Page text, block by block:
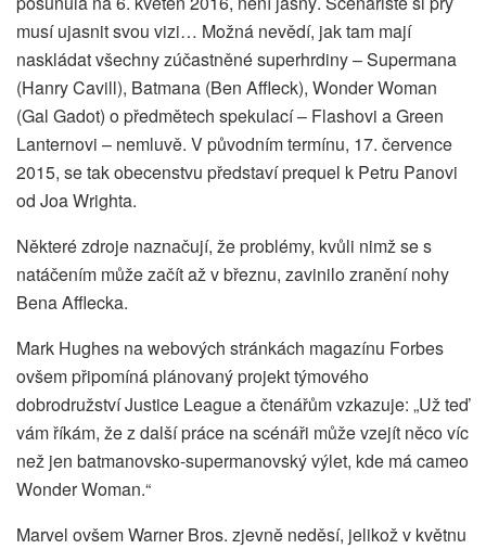
musí ujasnit svou vizi… Možná nevědí, jak tam mají
naskládat všechny zúčastněné superhrdiny – Supermana
(Hanry Cavill), Batmana (Ben Affleck), Wonder Woman
(Gal Gadot) o předmětech spekulací – Flashovi a Green
Lanternovi – nemluvě. V původním termínu, 17. července
2015, se tak obecenstvu představí prequel k Petru Panovi
od Joa Wrighta.
Některé zdroje naznačují, že problémy, kvůli nimž se s
natáčením může začít až v březnu, zavinilo zranění nohy
Bena Afflecka.
Mark Hughes na webových stránkách magazínu Forbes
ovšem připomíná plánovaný projekt týmového
dobrodružství Justice League a čtenářům vzkazuje: „Už teď
vám říkám, že z další práce na scénáři může vzejít něco víc
než jen batmanovsko-supermanovský výlet, kde má cameo
Wonder Woman.“
Marvel ovšem Warner Bros. zjevně neděsí, jelikož v květnu